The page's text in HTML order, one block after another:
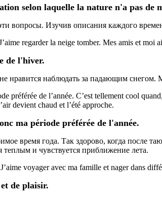
selon laquelle la nature n'a pas de
вопросы. Изучив описания каждого
regarder la neige tomber. Mes amis et
de l'hiver.
нравится наблюдать за падающим
préférée de l’année. C’est tellement cool
devient chaud et l’été approche.
ma période préférée de l'année.
время года. Так здорово, когда после
и чувствуется приближение лета.
voyager avec ma famille et nager dans
de plaisir.